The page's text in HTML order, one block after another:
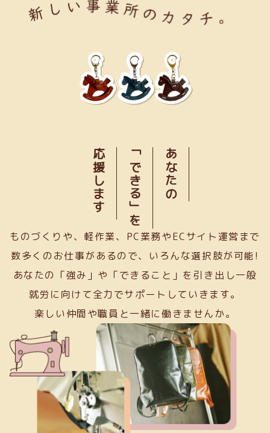
あなたの
「できる」を
応援します
ものづくりや、軽作業、PC業務やECサイト運営まで
数多くのお仕事があるので、いろんな選択肢が可能!
あなたの「強み」や「できること」を引き出し一般
就労に向けて全力でサポートしていきます。
楽しい仲間や職員と一緒に働きませんか。